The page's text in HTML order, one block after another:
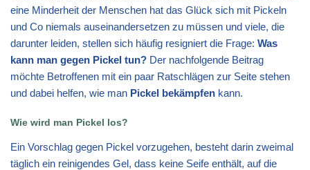
eine Minderheit der Menschen hat das Glück sich mit Pickeln
und Co niemals auseinandersetzen zu müssen und viele, die
darunter leiden, stellen sich häufig resigniert die Frage: Was
kann man gegen Pickel tun? Der nachfolgende Beitrag
möchte Betroffenen mit ein paar Ratschlägen zur Seite stehen
und dabei helfen, wie man Pickel bekämpfen kann.
Wie wird man Pickel los?
Ein Vorschlag gegen Pickel vorzugehen, besteht darin zweimal
täglich ein reinigendes Gel, dass keine Seife enthält, auf die